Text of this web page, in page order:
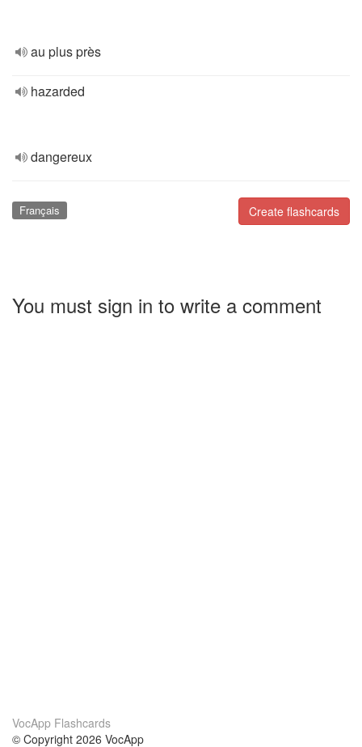
au plus près
hazarded
dangereux
Create flashcards
Français
You must sign in to write a comment
VocApp Flashcards
© Copyright 2026 VocApp